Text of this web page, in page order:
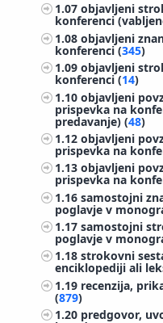
1.07objavljeni
konferenci
1.08objavljeni
konferenci (345)
1.09objavljeni
konferenci (14)
1.10objavljeni
prispevka na
predavanje) (48)
1.12objavljeni
prispevka na
1.13objavljeni
prispevka na
1.16samostojni
poglavje v
1.17samostojni
poglavje v
1.18strokovni
enciklopediji ali
1.19 recenzija,
(879)
1.20 predgovor,